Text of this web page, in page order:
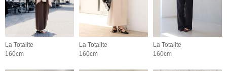
La Totalite
160cm
La Totalite
160cm
La Totalite
160cm